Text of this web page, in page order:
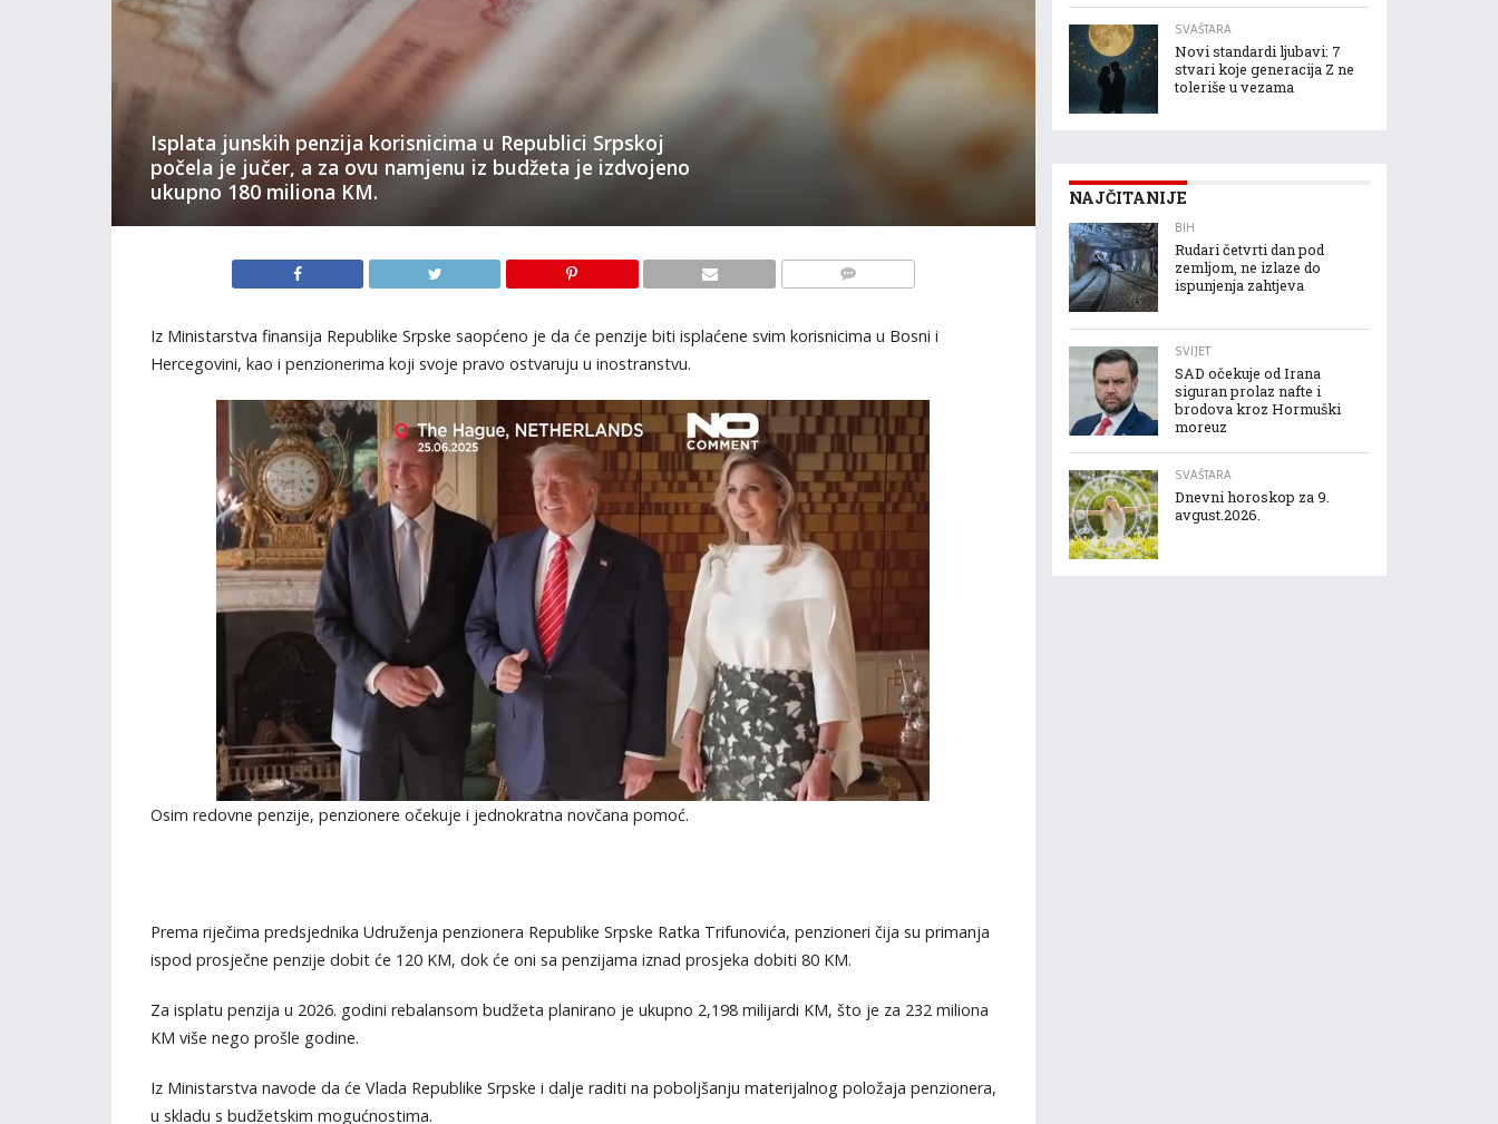
Isplata junskih penzija korisnicima u Republici Srpskoj
počela je jučer, a za ovu namjenu iz budžeta je izdvojeno
ukupno 180 miliona KM.
Iz Ministarstva finansija Republike Srpske saopćeno je da će penzije biti isplaćene svim korisnicima u Bosni i
Hercegovini, kao i penzionerima koji svoje pravo ostvaruju u inostranstvu.
Osim redovne penzije, penzionere očekuje i jednokratna novčana pomoć.
Prema riječima predsjednika Udruženja penzionera Republike Srpske Ratka Trifunovića, penzioneri čija su primanja
ispod prosječne penzije dobit će 120 KM, dok će oni sa penzijama iznad prosjeka dobiti 80 KM.
Za isplatu penzija u 2026. godini rebalansom budžeta planirano je ukupno 2,198 milijardi KM, što je za 232 miliona
KM više nego prošle godine.
Iz Ministarstva navode da će Vlada Republike Srpske i dalje raditi na poboljšanju materijalnog položaja penzionera,
u skladu s budžetskim mogućnostima.
SVAŠTARA
Novi standardi ljubavi: 7
stvari koje generacija Z ne
toleriše u vezama
NAJČITANIJE
BIH
Rudari četvrti dan pod
zemljom, ne izlaze do
ispunjenja zahtjeva
SVIJET
SAD očekuje od Irana
siguran prolaz nafte i
brodova kroz Hormuški
moreuz
SVAŠTARA
Dnevni horoskop za 9.
avgust.2026.